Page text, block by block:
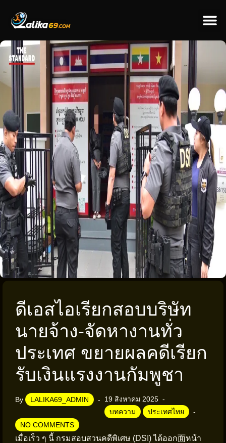
ดีเอสไอเรียกสอบบริษัท
นายจ้าง-จัดหางานทั่ว
ประเทศ ขยายผลคดีเรียก
รับเงินแรงงานกัมพูชา
By LALIKA69_ADMIN
19 สิงหาคม 2025
บทความ
ประเทศไทย
NO COMMENTS
เมื่อเร็ว ๆ นี้ กรมสอบสวนคดีพิเศษ (DSI) ได้ออก面หน้า